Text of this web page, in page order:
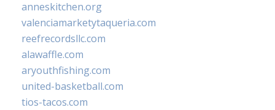
anneskitchen.org
valenciamarketytaqueria.com
reefrecordsllc.com
alawaffle.com
aryouthfishing.com
united-basketball.com
tios-tacos.com